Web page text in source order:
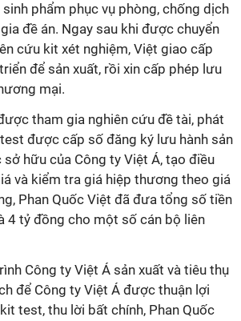
phẩm phục vụ phòng, chống dịch
đề án. Ngay sau khi được chuyển
cứu kit xét nghiệm, Việt giao cấp
để sản xuất, rồi xin cấp phép lưu
mại.
tham gia nghiên cứu đề tài, phát
được cấp số đăng ký lưu hành sản
hữu của Công ty Việt Á, tạo điều
và kiểm tra giá hiệp thương theo giá
Phan Quốc Việt đã đưa tổng số tiền
4 tỷ đồng cho một số cán bộ liên
Công ty Việt Á sản xuất và tiêu thụ
để Công ty Việt Á được thuận lợi
test, thu lời bất chính, Phan Quốc